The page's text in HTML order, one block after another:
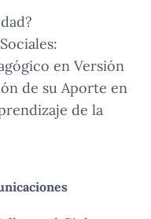
en Versión
de su Aporte en
de la